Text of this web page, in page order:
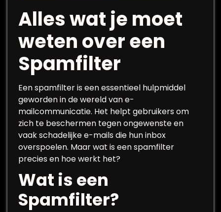
Alles wat je moet
weten over een
Spamfilter
Een spamfilter is een essentieel hulpmiddel
geworden in de wereld van e-
mailcommunicatie. Het helpt gebruikers om
zich te beschermen tegen ongewenste en
vaak schadelijke e-mails die hun inbox
overspoelen. Maar wat is een spamfilter
precies en hoe werkt het?
Wat is een
Spamfilter?